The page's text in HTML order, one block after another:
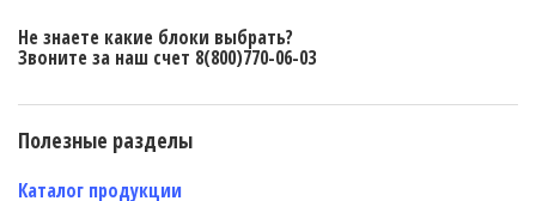
Не знаете какие блоки выбрать?
Звоните за наш счет 8(800)770-06-03
Полезные разделы
Каталог продукции